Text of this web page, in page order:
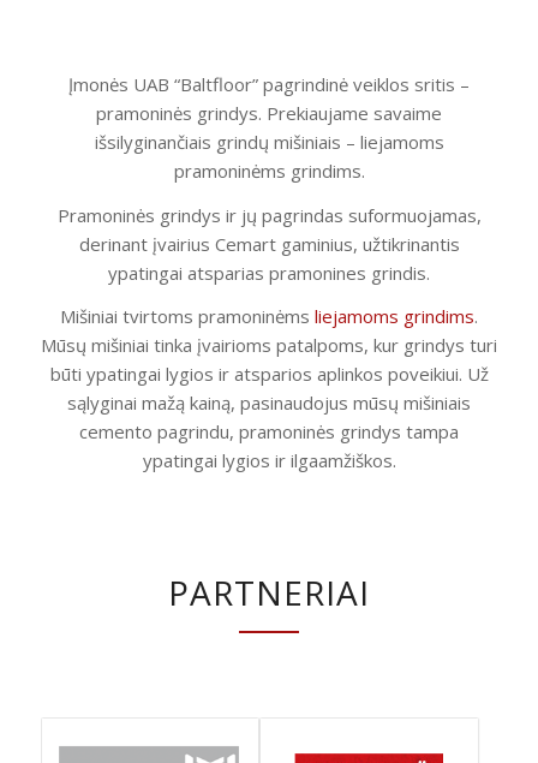
Įmonės UAB “Baltfloor” pagrindinė veiklos sritis –
pramoninės grindys. Prekiaujame savaime
išsilyginančiais grindų mišiniais – liejamoms
pramoninėms grindims.
Pramoninės grindys ir jų pagrindas suformuojamas,
derinant įvairius Cemart gaminius, užtikrinantis
ypatingai atsparias pramonines grindis.
Mišiniai tvirtoms pramoninėms liejamoms grindims.
Mūsų mišiniai tinka įvairioms patalpoms, kur grindys turi
būti ypatingai lygios ir atsparios aplinkos poveikiui. Už
sąlyginai mažą kainą, pasinaudojus mūsų mišiniais
cemento pagrindu, pramoninės grindys tampa
ypatingai lygios ir ilgaamžiškos.
PARTNERIAI